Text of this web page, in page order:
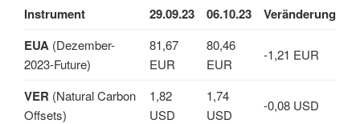
Instrument 29.09.23 06.10.23
Veränderung
EUA (Dezember-
2023-Future)
81,67
EUR
80,46
EUR
-1,21 EUR
VER (Natural Carbon
Offsets)
1,82
USD
1,74
USD
-0,08 USD